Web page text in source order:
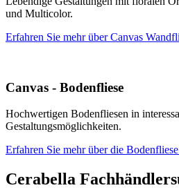
und Multicolor.
Erfahren Sie mehr über Canvas
Canvas - Bodenfliese
Hochwertigen Bodenfliesen in
Gestaltungsmöglichkeiten.
Erfahren Sie mehr über die
Cerabella